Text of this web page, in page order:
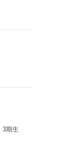
3期生